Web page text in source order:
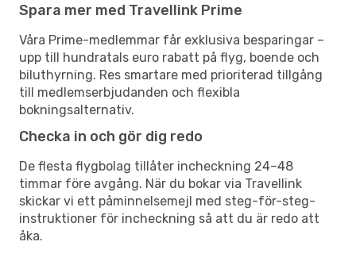
Spara mer med Travellink Prime
Våra Prime-medlemmar får exklusiva besparingar –
upp till hundratals euro rabatt på flyg, boende och
biluthyrning. Res smartare med prioriterad tillgång
till medlemserbjudanden och flexibla
bokningsalternativ.
Checka in och gör dig redo
De flesta flygbolag tillåter incheckning 24–48
timmar före avgång. När du bokar via Travellink
skickar vi ett påminnelsemejl med steg-för-steg-
instruktioner för incheckning så att du är redo att
åka.